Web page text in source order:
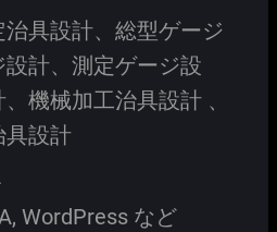
具設計、総型ゲージ
計、測定ゲージ設
機械加工治具設計 、
具設計
WordPress など